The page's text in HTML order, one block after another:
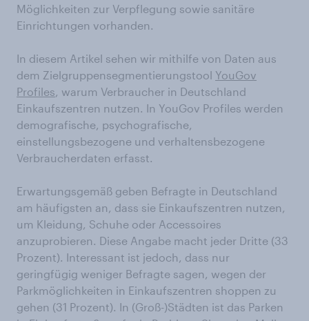
Möglichkeiten zur Verpflegung sowie sanitäre
Einrichtungen vorhanden.
In diesem Artikel sehen wir mithilfe von Daten aus
dem Zielgruppensegmentierungstool YouGov
Profiles, warum Verbraucher in Deutschland
Einkaufszentren nutzen. In YouGov Profiles werden
demografische, psychografische,
einstellungsbezogene und verhaltensbezogene
Verbraucherdaten erfasst.
Erwartungsgemäß geben Befragte in Deutschland
am häufigsten an, dass sie Einkaufszentren nutzen,
um Kleidung, Schuhe oder Accessoires
anzuprobieren. Diese Angabe macht jeder Dritte (33
Prozent). Interessant ist jedoch, dass nur
geringfügig weniger Befragte sagen, wegen der
Parkmöglichkeiten in Einkaufszentren shoppen zu
gehen (31 Prozent). In (Groß-)Städten ist das Parken